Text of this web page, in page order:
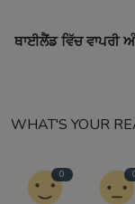
ਥਾਈਲੈਂਡ ਵਿੱਚ ਵਾਪਰੀ
WHAT'S YOUR
0